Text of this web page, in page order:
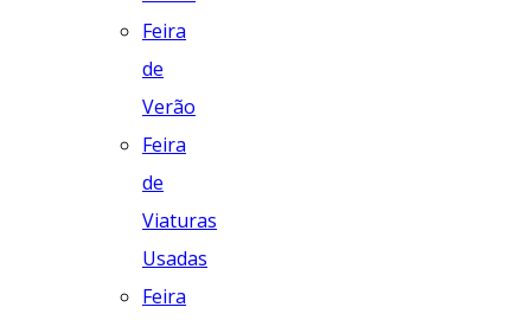
Feira
de
Verão
Feira
de
Viaturas
Usadas
Feira